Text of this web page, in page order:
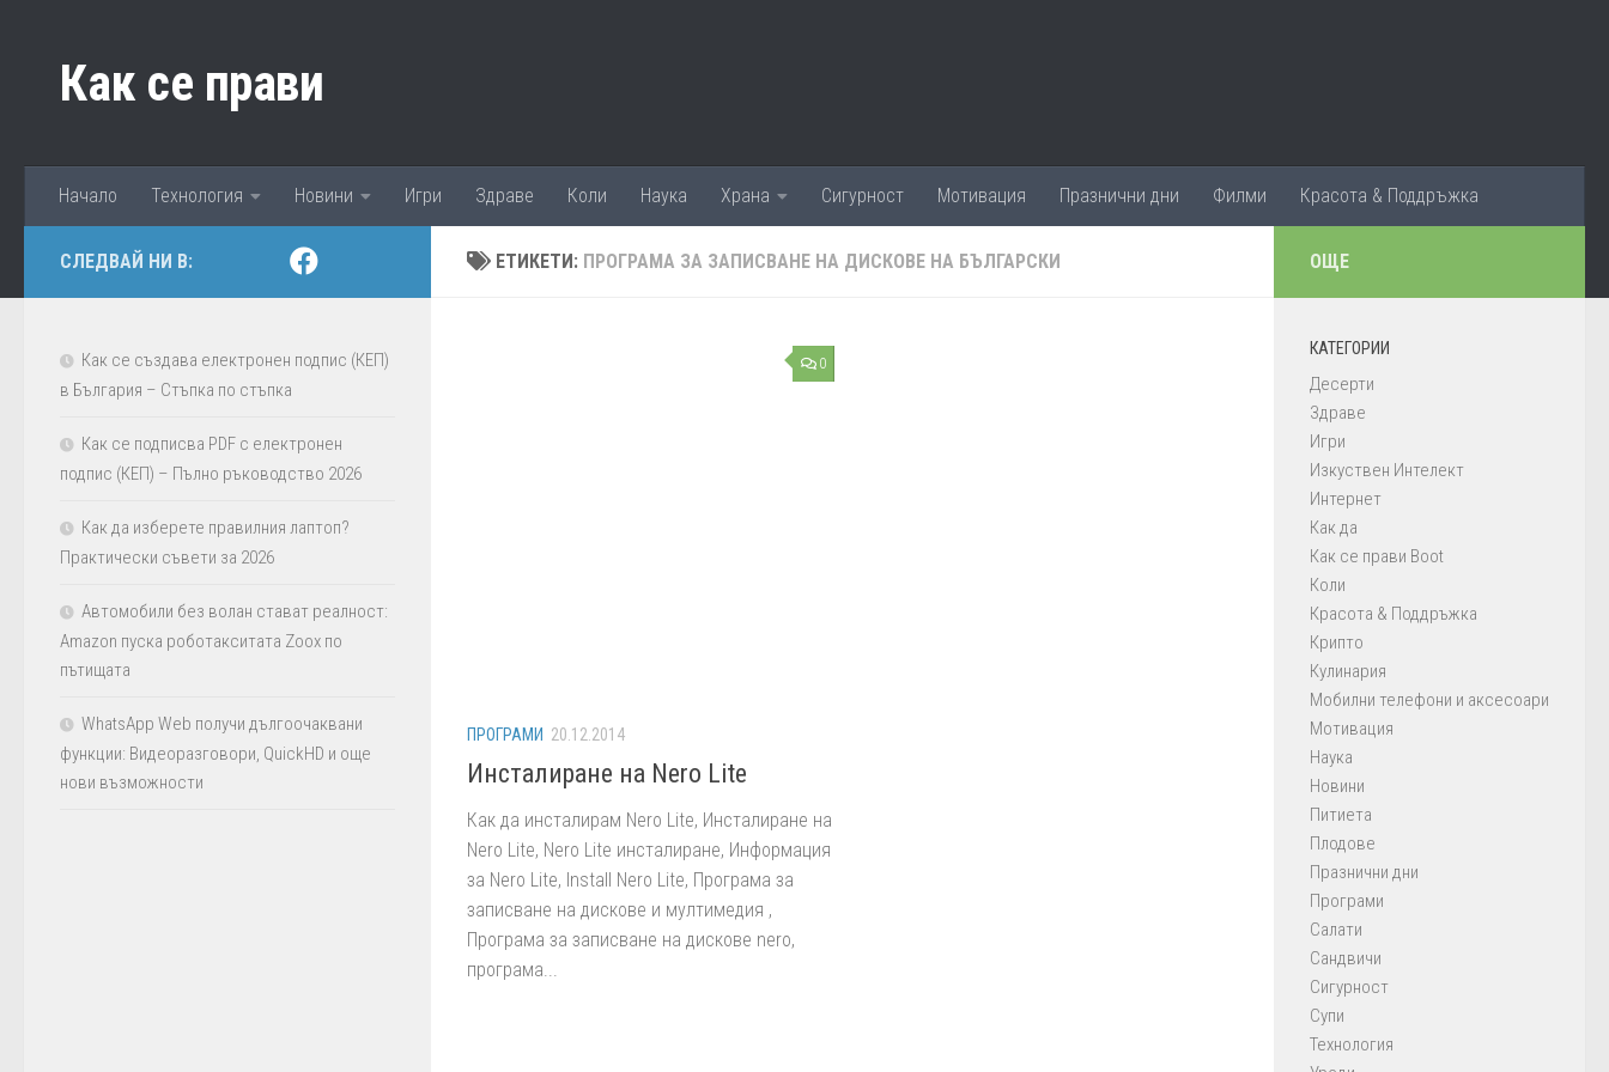
Как се прави
Начало Технология Новини Игри Здраве Коли Наука Храна Сигурност Мотивация Празнични дни Филми Красота & Поддръжка
ЕТИКЕТИ: ПРОГРАМА ЗА ЗАПИСВАНЕ НА ДИСКОВЕ НА БЪЛГАРСКИ
0
ПРОГРАМИ 20.12.2014
Инсталиране на Nero Lite
Как да инсталирам Nero Lite, Инсталиране на
Nero Lite, Nero Lite инсталиране, Информация
за Nero Lite, Install Nero Lite, Програма за
записване на дискове и мултимедия ,
Програма за записване на дискове nero,
програма...
СЛЕДВАЙ НИ В:
Как се създава електронен подпис (КЕП)
в България – Стъпка по стъпка
Как се подписва PDF с електронен
подпис (КЕП) – Пълно ръководство 2026
Как да изберете правилния лаптоп?
Практически съвети за 2026
Автомобили без волан стават реалност:
Amazon пуска роботакситата Zoox по
пътищата
WhatsApp Web получи дългоочаквани
функции: Видеоразговори, QuickHD и още
нови възможности
ОЩЕ
КАТЕГОРИИ
Десерти
Здраве
Игри
Изкуствен Интелект
Интернет
Как да
Как се прави Boot
Коли
Красота & Поддръжка
Крипто
Кулинария
Мобилни телефони и аксесоари
Мотивация
Наука
Новини
Питиета
Плодове
Празнични дни
Програми
Салати
Сандвичи
Сигурност
Супи
Технология